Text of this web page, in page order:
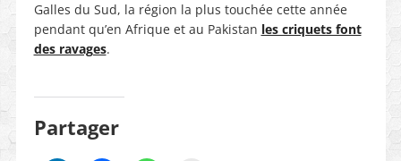
Galles du Sud, la région la plus touchée cette année
pendant qu’en Afrique et au Pakistan les criquets font
des ravages.
Partager